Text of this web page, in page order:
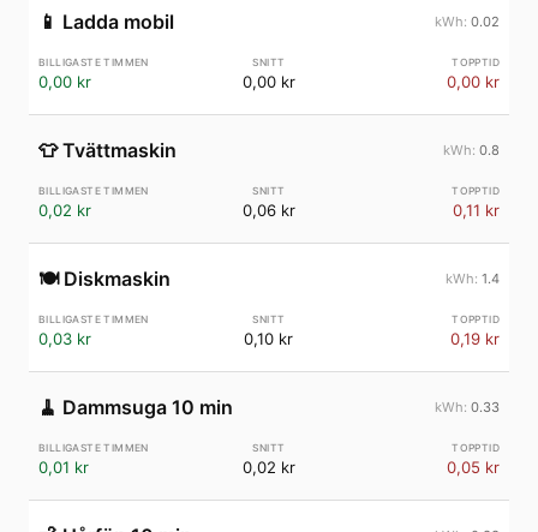
📱 Ladda mobil 0.02
0,00 kr 0,00 kr 0,00 kr
👕 Tvättmaskin 0.8
0,02 kr 0,06 kr 0,11 kr
🍽️ Diskmaskin 1.4
0,03 kr 0,10 kr 0,19 kr
🧹 Dammsuga 10 min 0.33
0,01 kr 0,02 kr 0,05 kr